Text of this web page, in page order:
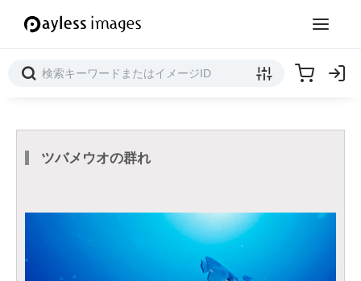
ツバメウオの群れ